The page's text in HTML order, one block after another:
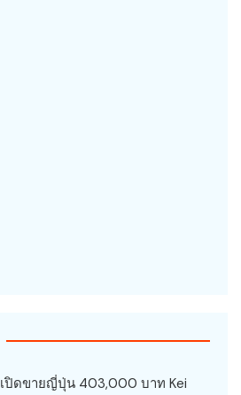
เปิดขายญี่ปุ่น 403,000 บาท Kei